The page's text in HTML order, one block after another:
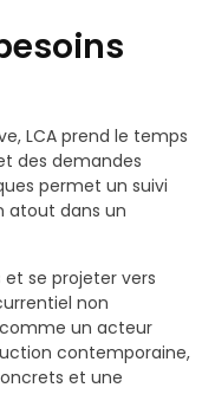
LCA prend le temps
des demandes
permet un suivi
atout dans un
se projeter vers
non
comme un acteur
contemporaine,
et une